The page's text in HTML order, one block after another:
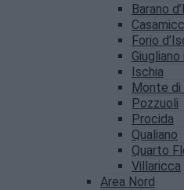
Barano
Forio
Giugliano
Ischia
Monte di
Pozzuoli
Procida
Qualiano
Quarto
Villaricca
Area Nord